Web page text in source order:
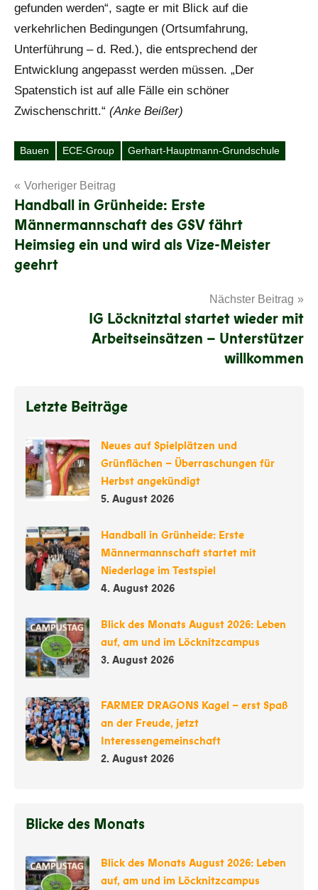
gefunden werden“, sagte er mit Blick auf die
verkehrlichen Bedingungen (Ortsumfahrung,
Unterführung – d. Red.), die entsprechend der
Entwicklung angepasst werden müssen. „Der
Spatenstich ist auf alle Fälle ein schöner
Zwischenschritt.“ (Anke Beißer)
Schlagwörter
Bauen ECE-Group Gerhart-Hauptmann-Grundschule
Beitragsnavigation
Vorheriger Beitrag
Handball in Grünheide: Erste
Männermannschaft des GSV fährt
Heimsieg ein und wird als Vize-Meister
geehrt
Nächster Beitrag
IG Löcknitztal startet wieder mit
Arbeitseinsätzen – Unterstützer
willkommen
Letzte Beiträge
Neues auf Spielplätzen und
Grünflächen – Überraschungen für
Herbst angekündigt
5. August 2026
Handball in Grünheide: Erste
Männermannschaft startet mit
Niederlage im Testspiel
4. August 2026
Blick des Monats August 2026: Leben
auf, am und im Löcknitzcampus
3. August 2026
FARMER DRAGONS Kagel – erst Spaß
an der Freude, jetzt
Interessengemeinschaft
2. August 2026
Blicke des Monats
Blick des Monats August 2026: Leben
auf, am und im Löcknitzcampus